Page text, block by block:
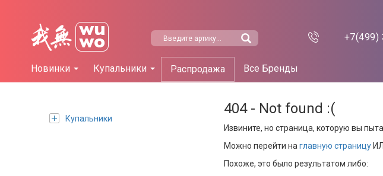
+7(499)
Новинки Купальники Распродажа Все Бренды
Купальники
404 - Not found :(
Извините, но страница, которую вы
Можно перейти на главную страницу
Похоже, это было результатом либо: